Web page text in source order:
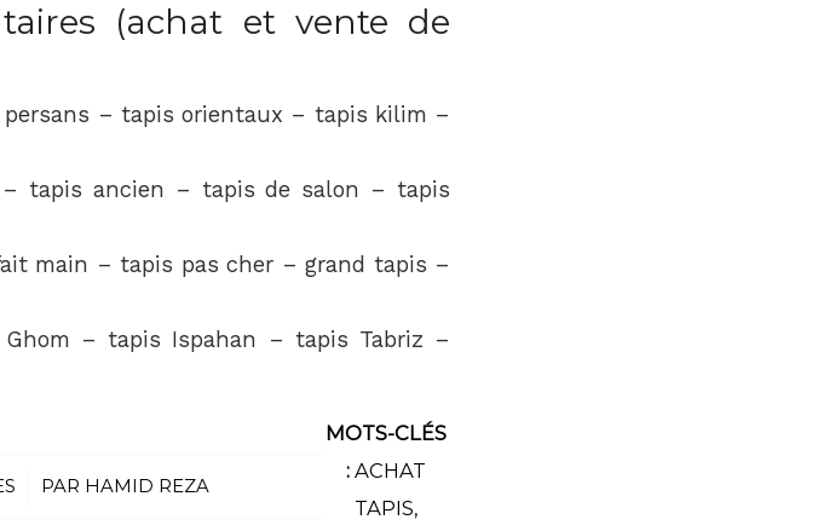
(achat et vente de
– tapis orientaux – tapis kilim –
tapis ancien – tapis de salon – tapis
main – tapis pas cher – grand tapis –
– tapis Ispahan – tapis Tabriz –
PAR HAMID REZA
MOTS-CLÉS
: ACHAT
TAPIS,